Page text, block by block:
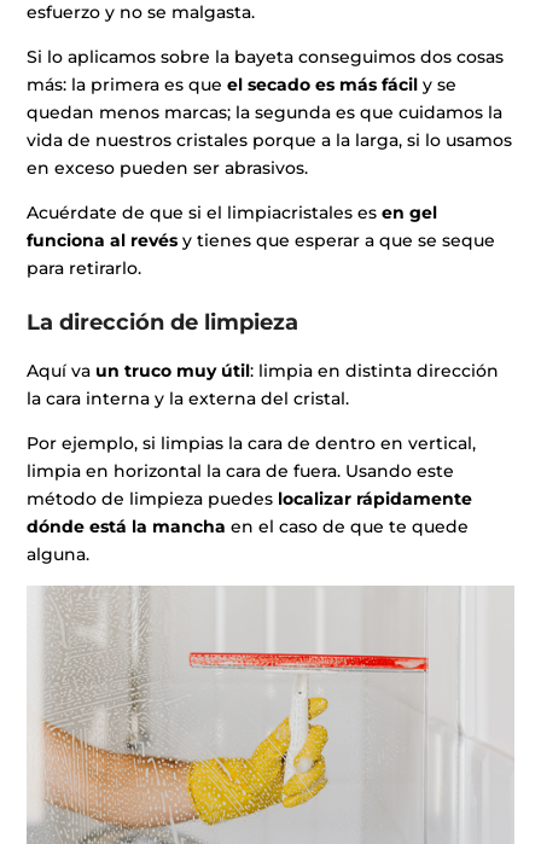
esfuerzo y no se malgasta.
Si lo aplicamos sobre la bayeta conseguimos dos cosas
más: la primera es queel secado es más fácil y se
quedan menos marcas; la segunda es que cuidamos la
vida de nuestros cristales porque a la larga, si lo usamos
en exceso pueden ser abrasivos.
Acuérdate de que si el limpiacristales esen gel
funciona al revés y tienes que esperar a que se seque
para retirarlo.
La dirección de limpieza
Aquí va un truco muy útil: limpia en distinta dirección
la cara interna y la externa del cristal.
Por ejemplo, si limpias la cara de dentro en vertical,
limpia en horizontal la cara de fuera. Usando este
método de limpieza puedes localizar rápidamente
dónde está la mancha en el caso de que te quede
alguna.